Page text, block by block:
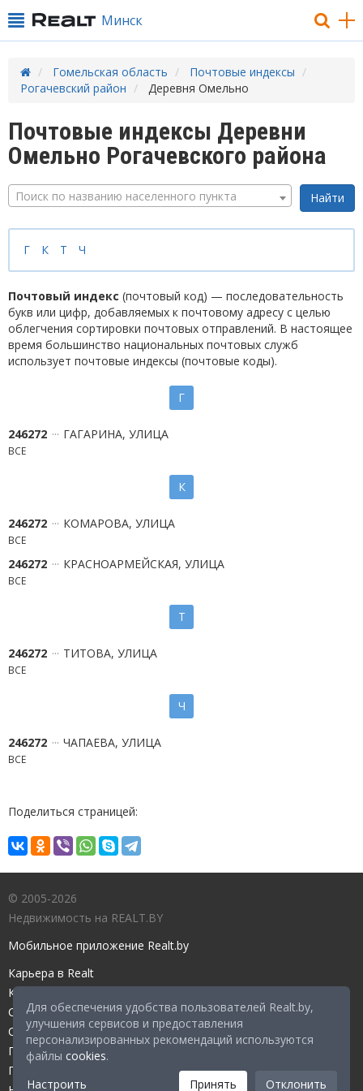
Для обеспечения удобства пользователей Realt.by,
улучшения сервисов и предоставления
персонализированных рекомендаций используются
файлы cookies.
Настроить
Принять Отклонить
Минск
Гомельская область
Почтовые индексы
Рогачевский район
Деревня Омельно
Почтовые индексы Деревни
Омельно Рогачевского района
Поиск по названию населенного пункта
Г К Т Ч
Почтовый индекс (почтовый код) — последовательность
букв или цифр, добавляемых к почтовому адресу с целью
облегчения сортировки почтовых отправлений. В настоящее
время большинство национальных почтовых служб
использует почтовые индексы (почтовые коды).
Г
246272 ГАГАРИНА, УЛИЦА
ВСЕ
К
246272 КОМАРОВА, УЛИЦА
ВСЕ
246272 КРАСНОАРМЕЙСКАЯ, УЛИЦА
ВСЕ
Т
246272 ТИТОВА, УЛИЦА
ВСЕ
Ч
246272 ЧАПАЕВА, УЛИЦА
ВСЕ
Поделиться страницей:
© 2005-2026
Недвижимость на REALT.BY
Мобильное приложение Realt.by
Карьера в Realt
Контакты редакции
Справочный центр
Служба поддержки
Прейскурант
Правовые документы